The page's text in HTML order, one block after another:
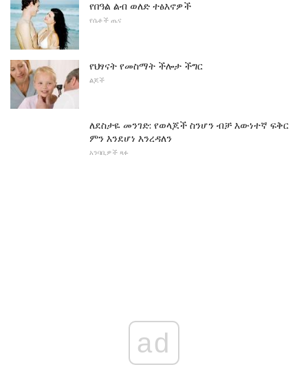
የበዓል ልብ ወለድ ተፅእኖዎች
የሴቶች ጤና
የህፃናት የመስማት ችሎታ ችግር
ልጆች
ለደስታዬ መንገድ: የወላጆች ስንሆን ብቻ እውነተኛ ፍቅር
ምን እንደሆነ እንረዳለን
አንባቢዎች ጻፉ
ad